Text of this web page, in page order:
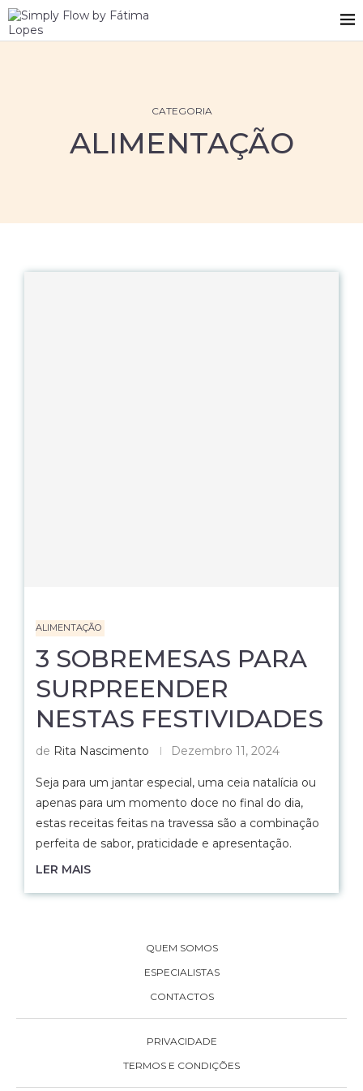
CATEGORIA
ALIMENTAÇÃO
ALIMENTAÇÃO
3 SOBREMESAS PARA
SURPREENDER
NESTAS FESTIVIDADES
de Rita Nascimento Dezembro 11, 2024
Seja para um jantar especial, uma ceia natalícia ou
apenas para um momento doce no final do dia,
estas receitas feitas na travessa são a combinação
perfeita de sabor, praticidade e apresentação.
LER MAIS
QUEM SOMOS
ESPECIALISTAS
CONTACTOS
PRIVACIDADE
TERMOS E CONDIÇÕES